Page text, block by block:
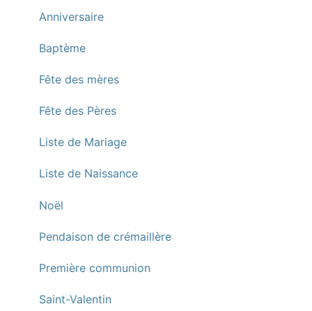
Anniversaire
Baptème
Fête des mères
Fête des Pères
Liste de Mariage
Liste de Naissance
Noël
Pendaison de crémaillère
Première communion
Saint-Valentin